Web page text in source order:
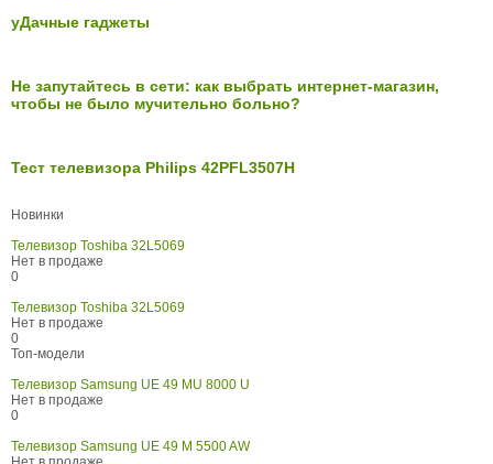
уДачные гаджеты
Не запутайтесь в сети: как выбрать интернет-магазин,
чтобы не было мучительно больно?
Тест телевизора Philips 42PFL3507H
Новинки
Телевизор Toshiba 32L5069
Нет в продаже
0
Телевизор Toshiba 32L5069
Нет в продаже
0
Топ-модели
Телевизор Samsung UE 49 MU 8000 U
Нет в продаже
0
Телевизор Samsung UE 49 M 5500 AW